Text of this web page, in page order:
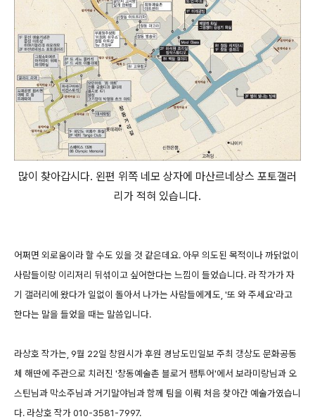
많이 찾아갑시다. 왼편 위쪽 네모 상자에 마산르네상스 포토갤러
리가 적혀 있습니다.
어쩌면 외로움이라 할 수도 있을 것 같은데요. 아무 의도된 목적이나 까닭없이
사람들이랑 이리저리 뒤섞이고 싶어한다는 느낌이 들었습니다. 라 작가가 자
기 갤러리에 왔다가 일없이 돌아서 나가는 사람들에게도, '또 와 주세요'라고
한다는 말을 들었을 때는 말씀입니다.
라상호 작가는, 9월 22일 창원시가 후원 경남도민일보 주최 갱상도 문화공동
체 해딴에 주관으로 치러진 '창동예술촌 블로거 팸투어'에서 보라미랑님과 오
스틴님과 막소주님과 거기말야님과 함께 팀을 이뤄 처음 찾아간 예술가였습니
다. 라상호 작가 010-3581-7997.